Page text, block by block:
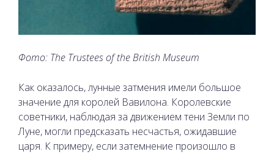
Фото: The Trustees of the British Museum
Как оказалось, лунные затмения имели большое
значение для королей Вавилона. Королевские
советники, наблюдая за движением тени Земли по
Луне, могли предсказать несчастья, ожидавшие
царя. К примеру, если затемнение произошло в